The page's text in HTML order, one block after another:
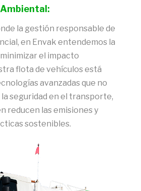
la gestión responsable de
en Envak entendemos la
el impacto
flota de vehículos está
avanzadas que no
seguridad en el transporte,
reducen las emisiones y
sostenibles.